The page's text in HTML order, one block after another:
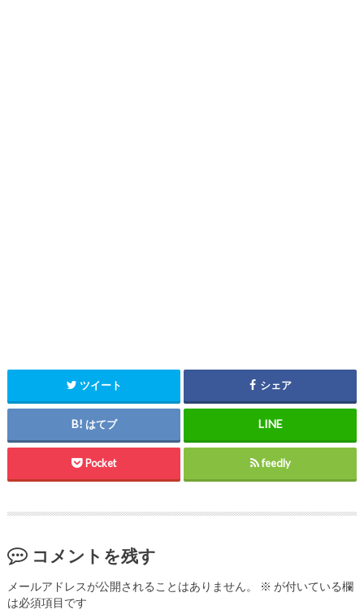
ツイート シェア
はてブ
Pocket feedly
コメントを残す
メールアドレスが公開されることはありません。 ※ が付いている欄
は必須項目です